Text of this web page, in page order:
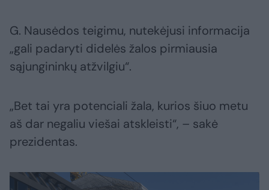
G. Nausėdos teigimu, nutekėjusi informacija
„gali padaryti didelės žalos pirmiausia
sąjungininkų atžvilgiu“.
„Bet tai yra potenciali žala, kurios šiuo metu
aš dar negaliu viešai atskleisti“, – sakė
prezidentas.